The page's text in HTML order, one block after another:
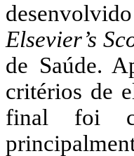
Elsevier’s
de Saúde.
critérios de
final foi